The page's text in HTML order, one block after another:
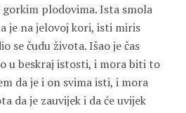
plodovima. Ista smola
je na jelovoj kori, isti miris
se čudu života. Išao je čas
u beskraj istosti, i mora biti to
da je i on svima isti, i mora
da je zauvijek i da će uvijek